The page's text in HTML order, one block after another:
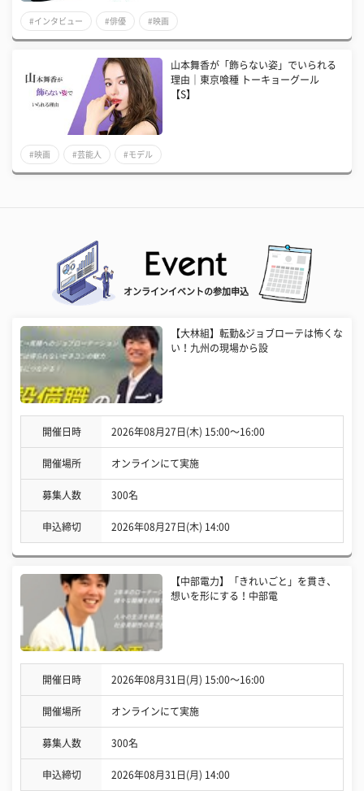
#インタビュー #俳優 #映画
山本舞香が「飾らない姿」でいられる
理由｜東京喰種 トーキョーグール
【S】
#映画 #芸能人 #モデル
オンラインイベントの参加申込
【大林組】転勤&ジョブローテは怖くな
い！九州の現場から設
開催日時 2026年08月27日(木) 15:00〜16:00
開催場所 オンラインにて実施
募集人数 300名
申込締切 2026年08月27日(木) 14:00
【中部電力】「きれいごと」を貫き、
想いを形にする！中部電
開催日時 2026年08月31日(月) 15:00〜16:00
開催場所 オンラインにて実施
募集人数 300名
申込締切 2026年08月31日(月) 14:00